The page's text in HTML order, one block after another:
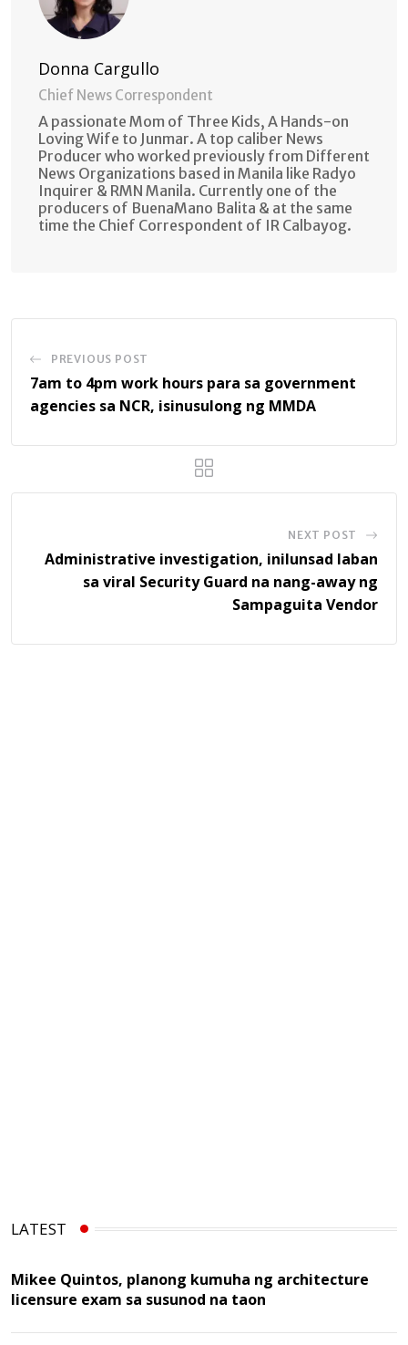
Donna Cargullo
Chief News Correspondent
A passionate Mom of Three Kids, A Hands-on
Loving Wife to Junmar. A top caliber News
Producer who worked previously from Different
News Organizations based in Manila like Radyo
Inquirer & RMN Manila. Currently one of the
producers of BuenaMano Balita & at the same
time the Chief Correspondent of IR Calbayog.
PREVIOUS POST
7am to 4pm work hours para sa government
agencies sa NCR, isinusulong ng MMDA
NEXT POST
Administrative investigation, inilunsad laban
sa viral Security Guard na nang-away ng
Sampaguita Vendor
LATEST
Mikee Quintos, planong kumuha ng architecture
licensure exam sa susunod na taon